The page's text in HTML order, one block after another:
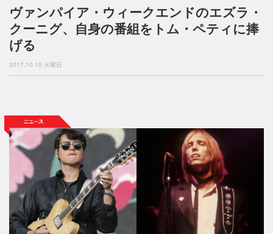
a
n
ヴァンパイア・ウィークエンドのエズラ・
クーニグ、自身の番組をトム・ペティに捧
げる
2017.10.10 火曜日